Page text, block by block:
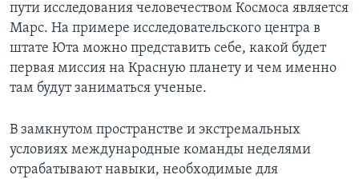
пути исследования человечеством Космоса является
Марс. На примере исследовательского центра в
штате Юта можно представить себе, какой будет
первая миссия на Красную планету и чем именно
там будут заниматься ученые.
В замкнутом пространстве и экстремальных
условиях международные команды неделями
отрабатывают навыки, необходимые для